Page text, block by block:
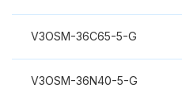
V3OSM-36C65-5-G
V3OSM-36N40-5-G